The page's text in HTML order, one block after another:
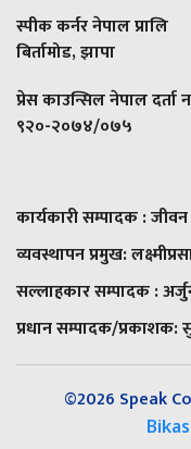
स्पीक कर्नर नेपाल प्रालि
बिर्तामोड, झापा
प्रेस काउन्सिल नेपाल दर्ता
९२०-२०७४/०७५
कार्यकारी सम्पादक : जीवन
व्यवस्थापन प्रमुख:
सल्लाहकार सम्पादक :
प्रधान सम्पादक/प्रकाशक:
©2026 Speak